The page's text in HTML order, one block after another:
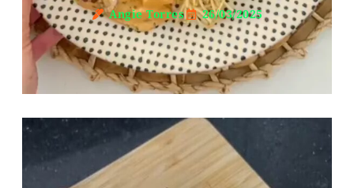
Angie Torres
26/03/2025